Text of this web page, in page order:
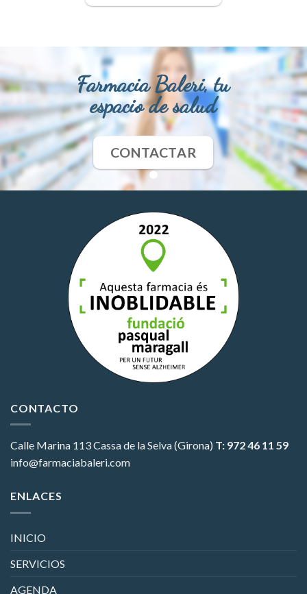
Farmacia Baleri, tu
espacio de salud
CONTACTAR
CONTACTO
Calle Marina 113Cassa de la Selva (Girona) T: 972 46 11 59
info@farmaciabaleri.com
ENLACES
INICIO
SERVICIOS
AGENDA